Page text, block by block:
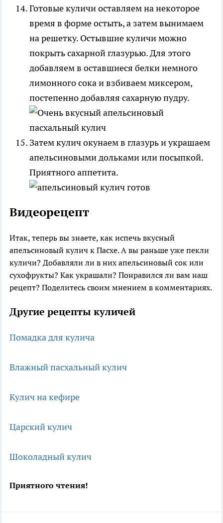
Готовые куличи оставляем на некоторое
время в форме остыть, а затем вынимаем
на решетку. Остывшие куличи можно
покрыть сахарной глазурью. Для этого
добавляем в оставшиеся белки немного
лимонного сока и взбиваем миксером,
постепенно добавляя сахарную пудру.
Затем кулич окунаем в глазурь и украшаем
апельсиновыми дольками или посыпкой.
Приятного аппетита.
Видеорецепт
Итак, теперь вы знаете, как испечь вкусный
апельсиновый кулич к Пасхе. А вы раньше уже пекли
куличи? Добавляли ли в них апельсиновый сок или
сухофрукты? Как украшали? Понравился ли вам наш
рецепт? Поделитесь своим мнением в комментариях.
Другие рецепты куличей
Помадка для кулича
Влажный пасхальный кулич
Кулич на кефире
Царский кулич
Шоколадный кулич
Приятного чтения!